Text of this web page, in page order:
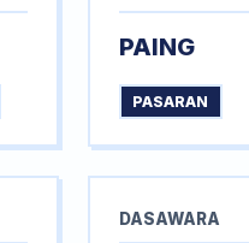
PAING
PASARAN
DASAWARA